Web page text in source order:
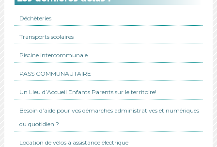
Déchèteries
Transports scolaires
Piscine intercommunale
PASS COMMUNAUTAIRE
Un Lieu d’Accueil Enfants Parents sur le territoire!
Besoin d’aide pour vos démarches administratives et numériques
du quotidien ?
Location de vélos à assistance électrique